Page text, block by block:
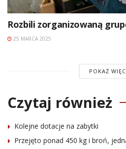
Rozbili zorganizowaną
25 MARCA 2025
POKAŻ
Czytaj również
Kolejne dotacje na zabytki
Przejęto ponad 450 kg i broń,